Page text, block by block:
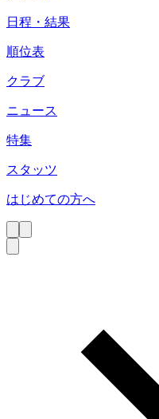
日程・結果
順位表
クラブ
ニュース
特集
スタッツ
はじめての方へ